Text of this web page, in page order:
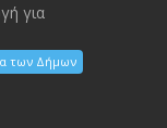
για
των Δήμων